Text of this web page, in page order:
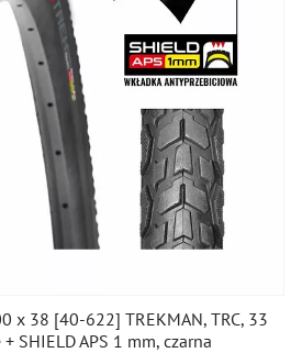
x 38 [40-622] TREKMAN, TRC, 33
SHIELD APS 1 mm, czarna